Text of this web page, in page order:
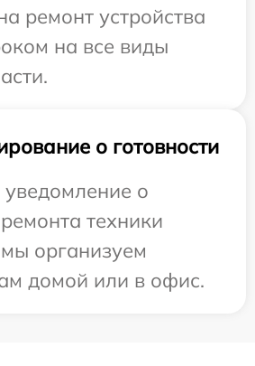
ремонт устройства
на все виды
о готовности
о
техники
организуем
домой или в офис.